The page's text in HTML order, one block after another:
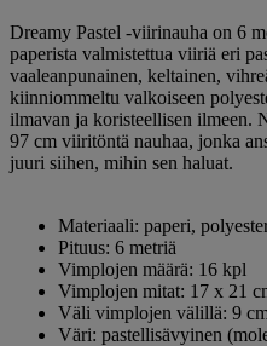
Dreamy Pastel -viirinauha on 6
paperista valmistettua viiriä eri
vaaleanpunainen, keltainen,
kiinniommeltu valkoiseen
ilmavan ja koristeellisen ilmeen.
97 cm viiritöntä nauhaa, jonka
juuri siihen, mihin sen haluat.
Materiaali: paperi,
Pituus: 6 metriä
Vimplojen määrä: 16 kpl
Vimplojen mitat: 17 x 21
Väli vimplojen välillä: 9
Väri: pastellisävyinen